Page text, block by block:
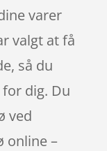
varer
valgt at få
så du
dig. Du
ved
online –